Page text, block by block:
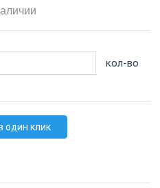
кол-во
один клик